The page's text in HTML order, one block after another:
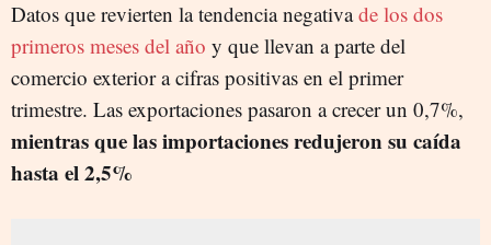
Datos que revierten la tendencia negativade los dos
primeros meses del año y que llevan a parte del
comercio exterior a cifras positivas en el primer
trimestre. Las exportaciones pasaron a crecer un 0,7%,
mientras que las importaciones redujeron su caída
hasta el 2,5%